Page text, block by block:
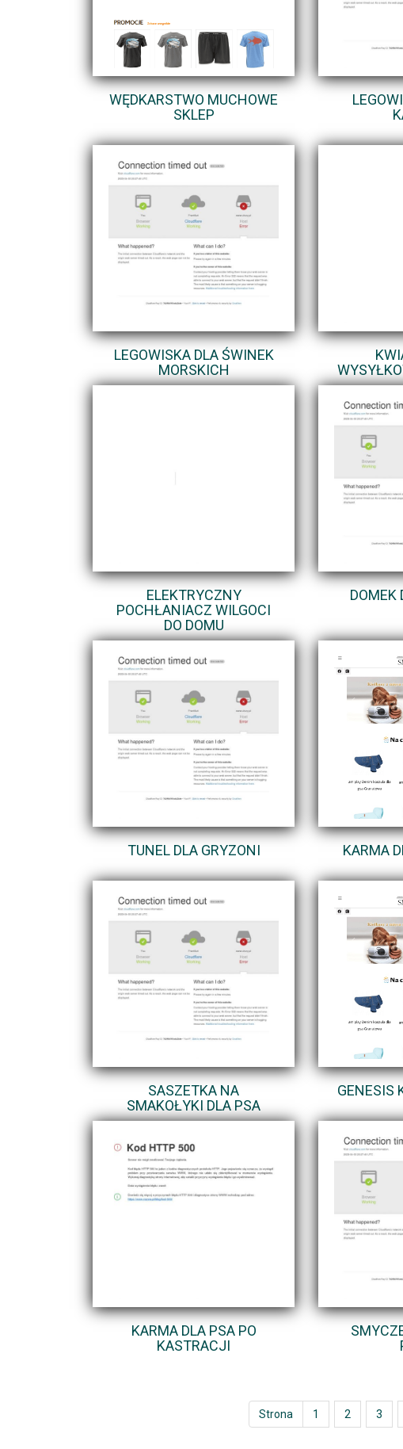
WĘDKARSTWO MUCHOWE
SKLEP
LEGOWISKA DLA ŚWINEK
MORSKICH
ELEKTRYCZNY
POCHŁANIACZ WILGOCI
DO DOMU
DOMEK
TUNEL DLA GRYZONI KARMA
SASZETKA NA
SMAKOŁYKI DLA PSA
GENESIS
KARMA DLA PSA PO
KASTRACJI
Strona 1 2 3